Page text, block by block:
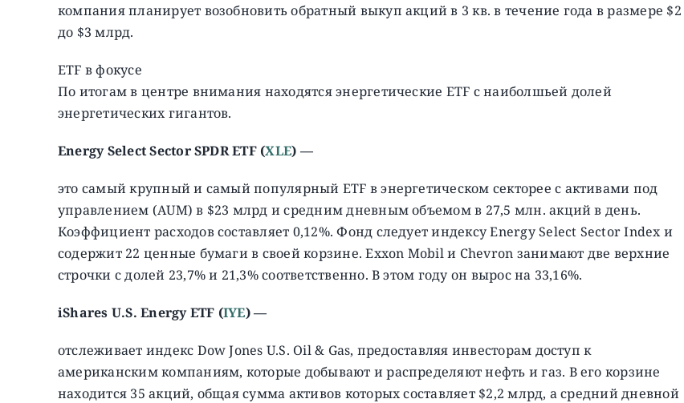
компания планирует возобновить обратный выкуп акций в 3 кв. в течение года в размере $2
до $3 млрд.
ETF в фокусе
По итогам в центре внимания находятся энергетические ETF с наиболшьей долей
энергетических гигантов.
Energy Select Sector SPDR ETF (XLE) —
это самый крупный и самый популярный ETF в энергетическом секторее с активами под
управлением (AUM) в $23 млрд и средним дневным объемом в 27,5 млн. акций в день.
Коэффициент расходов составляет 0,12%. Фонд следует индексу Energy Select Sector Index и
содержит 22 ценные бумаги в своей корзине. Exxon Mobil и Chevron занимают две верхние
строчки с долей 23,7% и 21,3% соответственно. В этом году он вырос на 33,16%.
iShares U.S. Energy ETF (IYE) —
отслеживает индекс Dow Jones U.S. Oil & Gas, предоставляя инвесторам доступ к
американским компаниям, которые добывают и распределяют нефть и газ. В его корзине
находится 35 акций, общая сумма активов которых составляет $2,2 млрд, а средний дневной